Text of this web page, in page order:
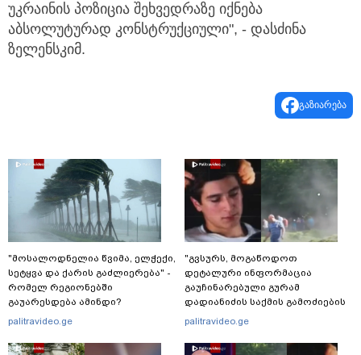
უკრაინის პოზიცია შეხვედრაზე იქნება
აბსოლუტურად კონსტრუქციული", - დასძინა
ზელენსკიმ.
გაზიარება
"მოსალოდნელია წვიმა, ელ­ჭე­ქი,
სე­ტყვა და ქა­რის გაძ­ლი­ე­რე­ბა" -
რომელ რეგიონებში
გაუარესდება ამინდი?
palitravideo.ge
"გვსურს, მოგაწოდოთ
დეტალური ინფორმაცია
გაუჩინარებული გურამ
დადიანიძის საქმის გამოძიების
შესახებ" - შსს განცხადებას
palitravideo.ge